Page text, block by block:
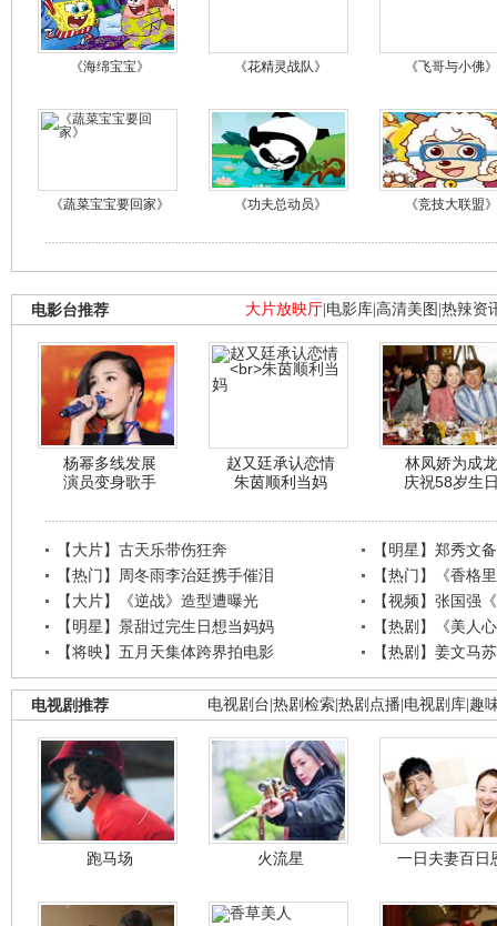
《海绵宝宝》 《花精灵战队》 《飞哥与小佛》
《蔬菜宝宝要回家》 《功夫总动员》 《竞技大联盟》
大片放映厅 电影库 高清美图 热辣资
电影台推荐
杨幂多线发展
演员变身歌手
赵又廷承认恋情
朱茵顺利当妈
林凤娇为成龙
庆祝58岁生
【大片】古天乐带伤狂奔
【明星】郑秀文
【热门】周冬雨李治廷携手催泪
【热门】《香格
【大片】《逆战》造型遭曝光
【视频】张国强
【明星】景甜过完生日想当妈妈
【热剧】《美人
【将映】五月天集体跨界拍电影
【热剧】姜文马
电视剧台 热剧检索 热剧点播 电视剧库 趣
电视剧推荐
跑马场 火流星 一日夫妻百日